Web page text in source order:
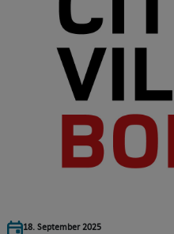
18. September 2025